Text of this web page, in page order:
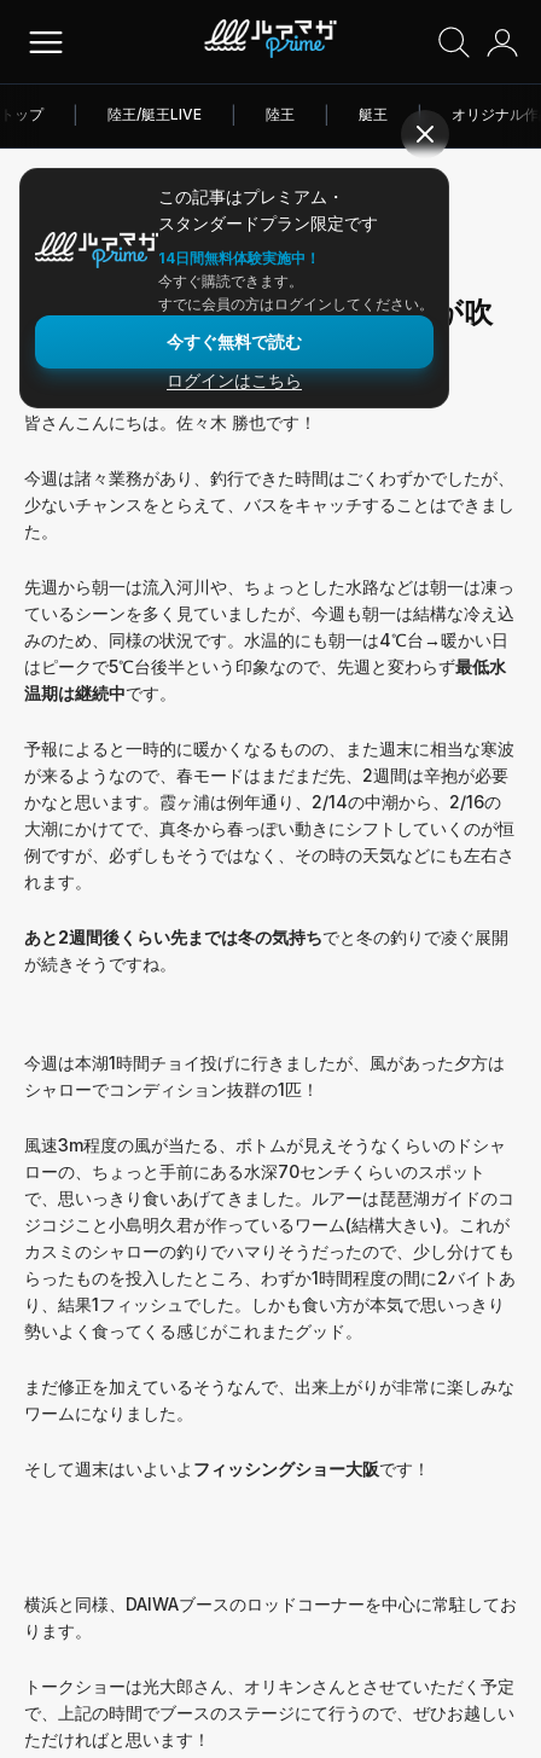
トップ 陸王/艇王LIVE 陸王 艇王 | オリジナル
この記事はプレミアム・
スタンダードプラン限定です
14日間無料体験実施中！
今すぐ購読できます。
すでに会員の方はログインしてください。
今すぐ無料で読む
ログインはこちら
アングラー連載
連日朝はかなり冷え込みも、風が吹
けばカスミはチャンスあり！
皆さんこんにちは。佐々木 勝也です！
今週は諸々業務があり、釣行できた時間はごくわずかでしたが、
少ないチャンスをとらえて、バスをキャッチすることはできまし
た。
先週から朝一は流入河川や、ちょっとした水路などは朝一は凍っ
ているシーンを多く見ていましたが、今週も朝一は結構な冷え込
みのため、同様の状況です。水温的にも朝一は4℃台→暖かい日
はピークで5℃台後半という印象なので、先週と変わらず最低水
温期は継続中です。
予報によると一時的に暖かくなるものの、また週末に相当な寒波
が来るようなので、春モードはまだまだ先、2週間は辛抱が必要
かなと思います。霞ヶ浦は例年通り、2/14の中潮から、2/16の
大潮にかけてで、真冬から春っぽい動きにシフトしていくのが恒
例ですが、必ずしもそうではなく、その時の天気などにも左右さ
れます。
あと2週間後くらい先までは冬の気持ちでと冬の釣りで凌ぐ展開
が続きそうですね。
今週は本湖1時間チョイ投げに行きましたが、風があった夕方は
シャローでコンディション抜群の1匹！
風速3m程度の風が当たる、ボトムが見えそうなくらいのドシャ
ローの、ちょっと手前にある水深70センチくらいのスポット
で、思いっきり食いあげてきました。ルアーは琵琶湖ガイドのコ
ジコジこと小島明久君が作っているワーム(結構大きい)。これが
カスミのシャローの釣りでハマりそうだったので、少し分けても
らったものを投入したところ、わずか1時間程度の間に2バイトあ
り、結果1フィッシュでした。しかも食い方が本気で思いっきり
勢いよく食ってくる感じがこれまたグッド。
まだ修正を加えているそうなんで、出来上がりが非常に楽しみな
ワームになりました。
そして週末はいよいよ フィッシングショー大阪です！
横浜と同様、DAIWAブースのロッドコーナーを中心に常駐してお
ります。
トークショーは光大郎さん、オリキンさんとさせていただく予定
で、上記の時間でブースのステージにて行うので、ぜひお越しい
ただければと思います！